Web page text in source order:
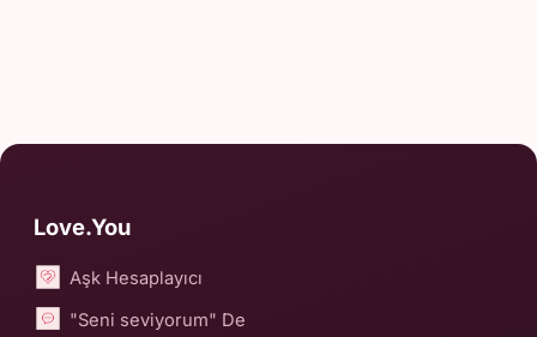
Love.You
Aşk Hesaplayıcı
"Seni seviyorum" De